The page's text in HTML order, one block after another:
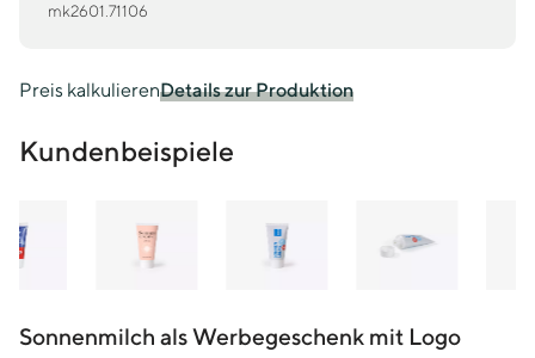
mk2601.71106
Preis kalkulierenDetails zur Produktion
Kundenbeispiele
Sonnenmilch als Werbegeschenk mit Logo